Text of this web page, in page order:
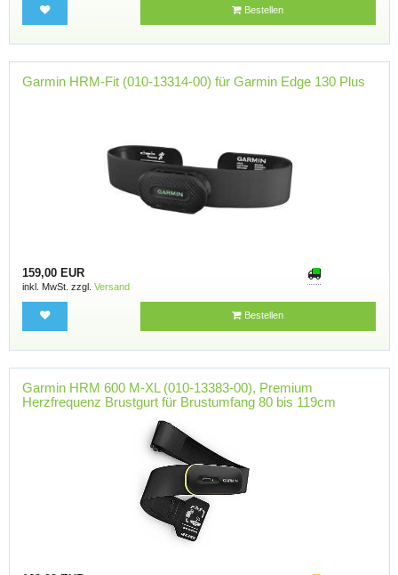
Bestellen
Garmin HRM-Fit (010-13314-00) für Garmin Edge 130 Plus
159,00 EUR
inkl. MwSt. zzgl. Versand
Bestellen
Garmin HRM 600 M-XL (010-13383-00), Premium
Herzfrequenz Brustgurt für Brustumfang 80 bis 119cm